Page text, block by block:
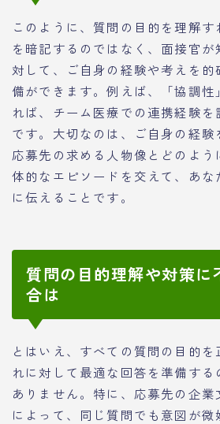
このように、質問の目的を理解
を暗記するのではなく、面接官が
対して、ご自身の経験や考えを
備ができます。例えば、「協調性
れば、チーム医療での連携経験
です。大切なのは、ご自身の経
応募先の求める人物像とどのよ
体的なエピソードを交えて、あ
に伝えることです。
質問の目的理解や対策に
合は
とはいえ、すべての質問の目的を
れに対して最適な回答を準備す
ありません。特に、応募先の企
によって、同じ質問でも意図が